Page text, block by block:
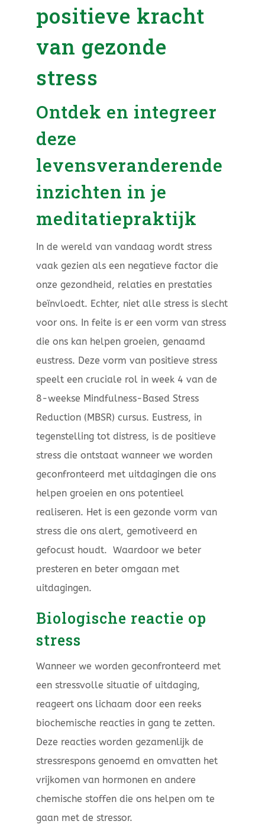
positieve kracht
van gezonde
stress
Ontdek en integreer
deze
levensveranderende
inzichten in je
meditatiepraktijk
In de wereld van vandaag wordt stress
vaak gezien als een negatieve factor die
onze gezondheid, relaties en prestaties
beïnvloedt. Echter, niet alle stress is slecht
voor ons. In feite is er een vorm van stress
die ons kan helpen groeien, genaamd
eustress. Deze vorm van positieve stress
speelt een cruciale rol in week 4 van de
8-weekse Mindfulness-Based Stress
Reduction (MBSR) cursus. Eustress, in
tegenstelling tot distress, is de positieve
stress die ontstaat wanneer we worden
geconfronteerd met uitdagingen die ons
helpen groeien en ons potentieel
realiseren. Het is een gezonde vorm van
stress die ons alert, gemotiveerd en
gefocust houdt. Waardoor we beter
presteren en beter omgaan met
uitdagingen.
Biologische reactie op
stress
Wanneer we worden geconfronteerd met
een stressvolle situatie of uitdaging,
reageert ons lichaam door een reeks
biochemische reacties in gang te zetten.
Deze reacties worden gezamenlijk de
stressrespons genoemd en omvatten het
vrijkomen van hormonen en andere
chemische stoffen die ons helpen om te
gaan met de stressor.